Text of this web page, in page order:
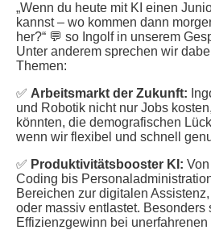
„Wenn du heute mit KI einen
kannst – wo kommen dann
her?“ 💬 so Ingolf in unserem
Unter anderem sprechen wir
Themen:
✅ Arbeitsmarkt der Zukunft:
und Robotik nicht nur Jobs
könnten, die demografischen
wenn wir flexibel und schnell
✅ Produktivitätsbooster KI:
Coding bis
Bereichen zur digitalen
oder massiv entlastet. Besonders
Effizienzgewinn bei